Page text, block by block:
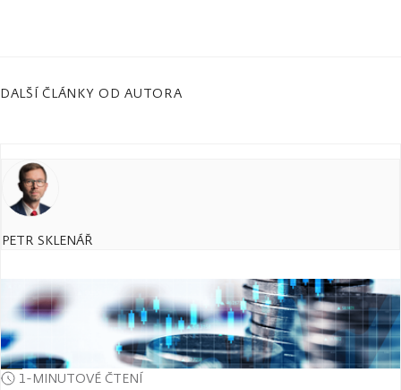
DALŠÍ ČLÁNKY OD AUTORA
PETR SKLENÁŘ
1-MINUTOVÉ ČTENÍ